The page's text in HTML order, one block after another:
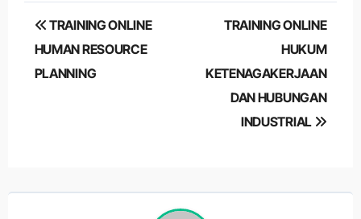
Post
navigation
TRAINING ONLINE
HUMAN RESOURCE
PLANNING
TRAINING ONLINE
HUKUM
KETENAGAKERJAAN
DAN HUBUNGAN
INDUSTRIAL